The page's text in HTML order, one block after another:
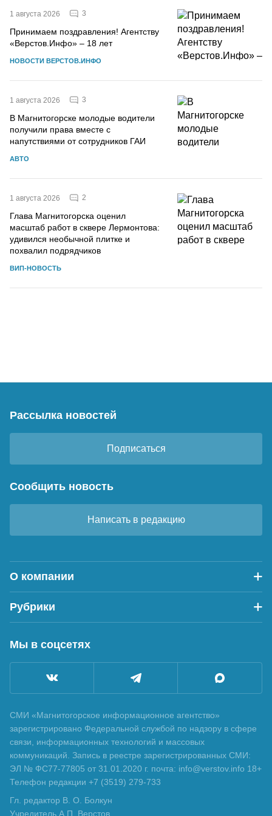
1 августа 2026 3
Принимаем поздравления! Агентству
«Верстов.Инфо» – 18 лет
НОВОСТИ ВЕРСТОВ.ИНФО
1 августа 2026 3
В Магнитогорске молодые водители
получили права вместе с
напутствиями от сотрудников ГАИ
АВТО
1 августа 2026 2
Глава Магнитогорска оценил
масштаб работ в сквере Лермонтова:
удивился необычной плитке и
похвалил подрядчиков
ВИП-НОВОСТЬ
Рассылка новостей
Подписаться
Сообщить новость
Написать в редакцию
О компании
Рубрики
Мы в соцсетях
СМИ «Магнитогорское информационное агентство»
зарегистрировано Федеральной службой по надзору в сфере
связи, информационных технологий и массовых
коммуникаций. Запись в реестре зарегистрированных СМИ:
ЭЛ № ФС77-77805 от 31.01.2020 г. почта: info@verstov.info 18+
Телефон редакции +7 (3519) 279-733
Гл. редактор В. О. Болкун
Учредитель А.П. Верстов